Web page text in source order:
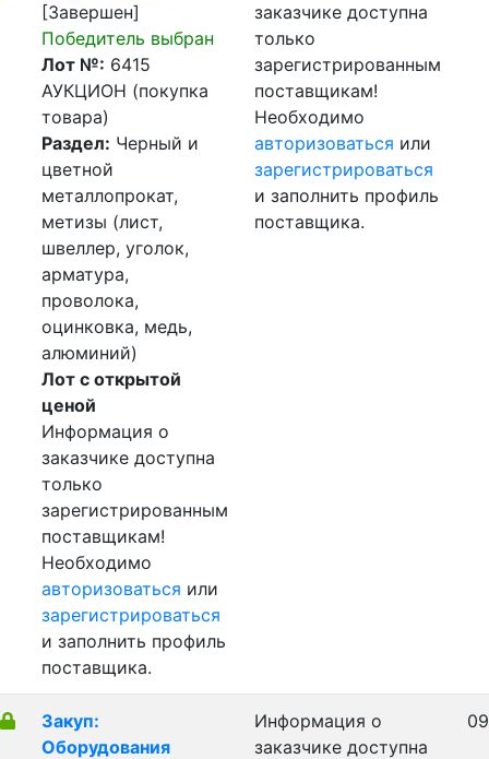
[Завершен]
Победитель выбран
Лот №: 6415
АУКЦИОН (покупка
товара)
Раздел: Черный и
цветной
металлопрокат,
метизы (лист,
швеллер, уголок,
арматура,
проволока,
оцинковка, медь,
алюминий)
Лот с открытой
ценой
Информация о
заказчике доступна
только
зарегистрированным
поставщикам!
Необходимо
авторизоваться или
зарегистрироваться
и заполнить профиль
поставщика.
заказчике доступна
только
зарегистрированным
поставщикам!
Необходимо
авторизоваться или
зарегистрироваться
и заполнить профиль
поставщика.
Закуп:
Оборудования
Информация о
заказчике доступна